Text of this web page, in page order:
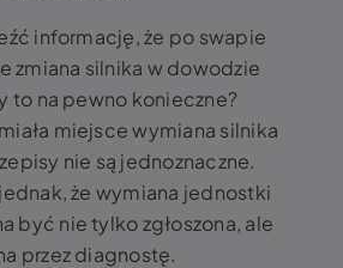
informację, że po swapie
zmiana silnika w dowodzie
to na pewno konieczne?
miejsce wymiana silnika
nie są jednoznaczne.
że wymiana jednostki
być nie tylko zgłoszona, ale
przez diagnostę.